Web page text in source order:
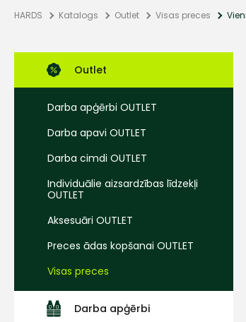
HARDS Katalogs Outlet Visas preces
Outlet
Darba apģērbi OUTLET
Darba apavi OUTLET
Darba cimdi OUTLET
Individuālie aizsardzības līdzekļi
OUTLET
Aksesuāri OUTLET
Preces ādas kopšanai OUTLET
Visas preces
Darba apģērbi